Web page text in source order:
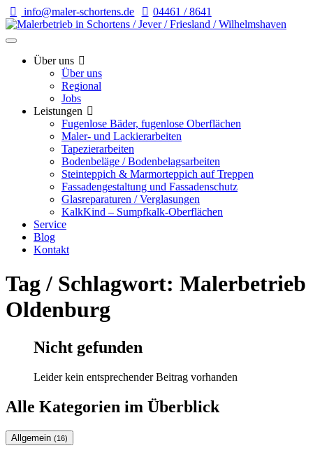
info@maler-schortens.de 04461 / 8641
Über uns
Über uns
Regional
Jobs
Leistungen
Fugenlose Bäder, fugenlose Oberflächen
Maler- und Lackierarbeiten
Tapezierarbeiten
Bodenbeläge / Bodenbelagsarbeiten
Steinteppich & Marmorteppich auf Treppen
Fassadengestaltung und Fassadenschutz
Glasreparaturen / Verglasungen
KalkKind – Sumpfkalk-Oberflächen
Service
Blog
Kontakt
Tag / Schlagwort: Malerbetrieb
Oldenburg
Nicht gefunden
Leider kein entsprechender Beitrag vorhanden
Alle Kategorien im Überblick
Allgemein (16)